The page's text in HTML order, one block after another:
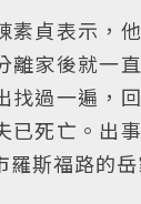
素貞表示，
離家後就一
找過一遍，
已死亡。出
斯福路的岳